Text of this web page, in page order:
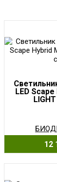
LED
12